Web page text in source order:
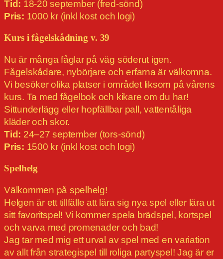
Tid: 18-20 september (fred-sönd)
Pris: 1000 kr (inkl kost och logi)
Kurs i fågelskådning v. 39
Nu är många fåglar på väg söderut igen.
Fågelskådare, nybörjare och erfarna är välkomna.
Vi besöker olika platser i området liksom på vårens
kurs. Ta med fågelbok och kikare om du har!
Sittunderlägg eller hopfällbar pall, vattentåliga
kläder och skor.
Tid: 24–27 september (tors-sönd)
Pris: 1500 kr (inkl kost och logi)
Spelhelg
Välkommen på spelhelg!
Helgen är ett tillfälle att lära sig nya spel eller lära ut
sitt favoritspel! Vi kommer spela brädspel, kortspel
och varva med promenader och bad!
Jag tar med mig ett urval av spel med en variation
av allt från strategispel till roliga partyspel! Jag är er